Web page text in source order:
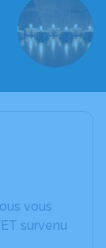
vous
survenu